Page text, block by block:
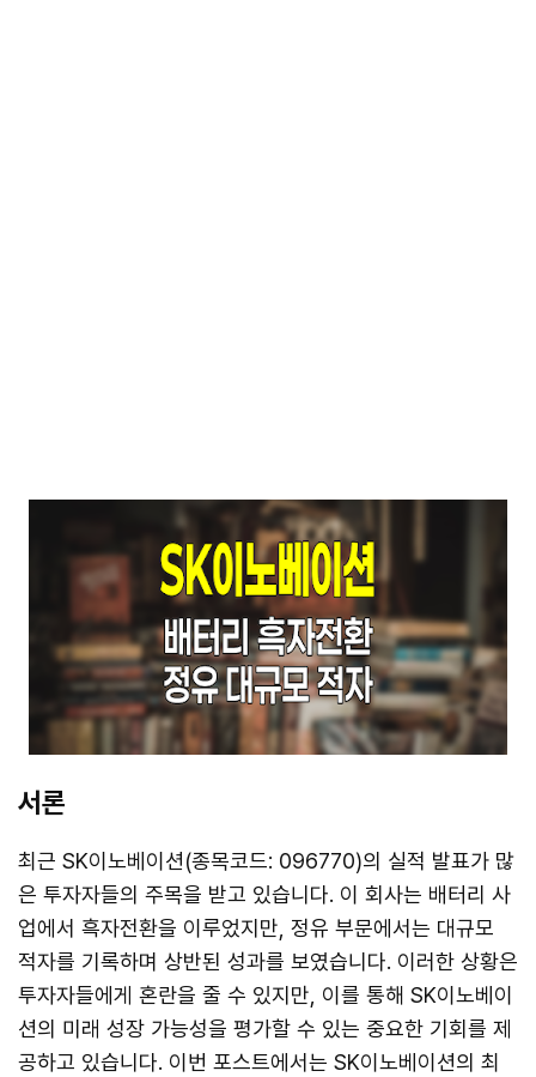
서론
최근 SK이노베이션(종목코드: 096770)의 실적 발표가 많
은 투자자들의 주목을 받고 있습니다. 이 회사는 배터리 사
업에서 흑자전환을 이루었지만, 정유 부문에서는 대규모
적자를 기록하며 상반된 성과를 보였습니다. 이러한 상황은
투자자들에게 혼란을 줄 수 있지만, 이를 통해 SK이노베이
션의 미래 성장 가능성을 평가할 수 있는 중요한 기회를 제
공하고 있습니다. 이번 포스트에서는 SK이노베이션의 최